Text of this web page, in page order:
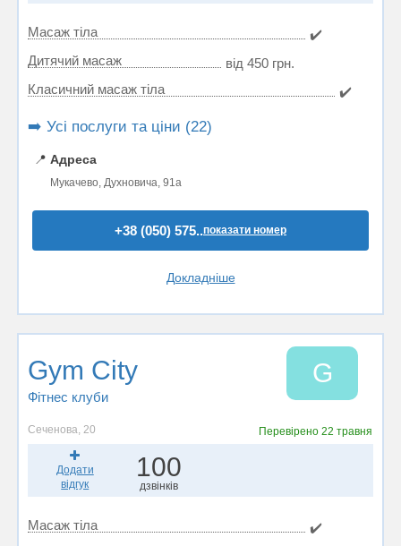
Масаж тіла
✔️
Дитячий масаж
від 450 грн.
Класичний масаж тіла
✔️
➡️ Усі послуги та ціни (22)
📍 Адреса
Мукачево, Духновича, 91а
+38 (050) 575..показати номер
Докладніше
Gym City
Фітнес клуби
G
Сеченова, 20 Перевірено22 травня
Додати
відгук
100
дзвінків
Масаж тіла
✔️